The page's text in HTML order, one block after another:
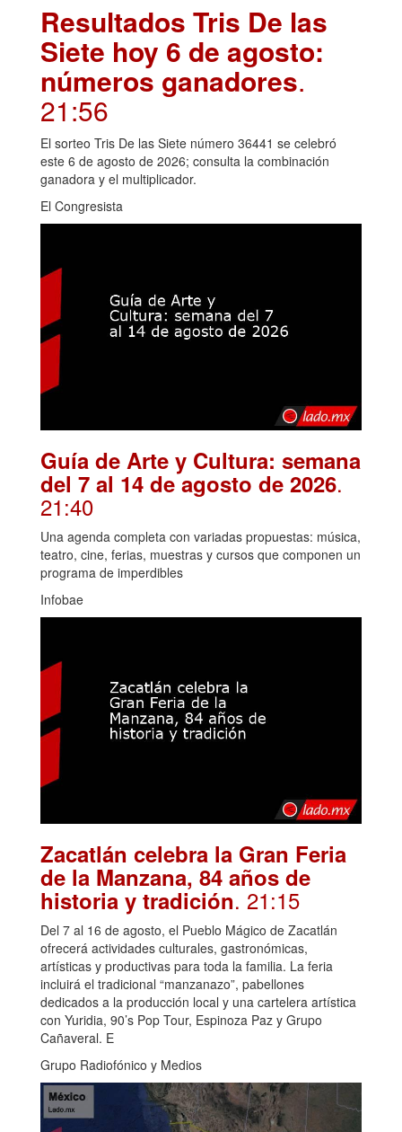
Resultados Tris De las
Siete hoy 6 de agosto:
números ganadores.
21:56
El sorteo Tris De las Siete número 36441 se celebró
este 6 de agosto de 2026; consulta la combinación
ganadora y el multiplicador.
El Congresista
Guía de Arte y Cultura: semana
del 7 al 14 de agosto de 2026.
21:40
Una agenda completa con variadas propuestas: música,
teatro, cine, ferias, muestras y cursos que componen un
programa de imperdibles
Infobae
Zacatlán celebra la Gran Feria
de la Manzana, 84 años de
historia y tradición. 21:15
Del 7 al 16 de agosto, el Pueblo Mágico de Zacatlán
ofrecerá actividades culturales, gastronómicas,
artísticas y productivas para toda la familia. La feria
incluirá el tradicional “manzanazo”, pabellones
dedicados a la producción local y una cartelera artística
con Yuridia, 90’s Pop Tour, Espinoza Paz y Grupo
Cañaveral. E
Grupo Radiofónico y Medios